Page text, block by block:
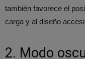
también favorece el
carga y al diseño
2. Modo